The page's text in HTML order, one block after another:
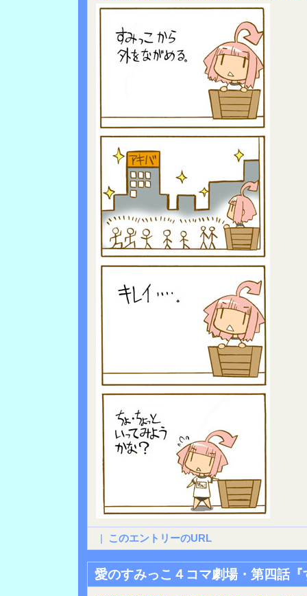
| このエントリーのURL
愛のすみっこ４コマ劇場・第四話